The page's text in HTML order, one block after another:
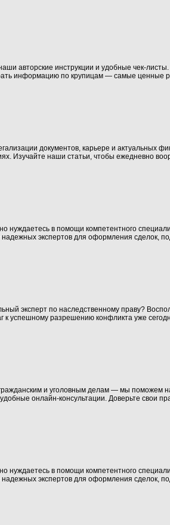
авторские инструкции и удобные чек-
информацию по крупицам — самые ценные
документов, карьере и
Изучайте наши статьи, чтобы ежедневно
нуждаетесь в помощи компетентного
экспертов для оформления сделок,
эксперт по наследственному праву?
успешному разрешению конфликта уже
и уголовным делам — мы поможем
онлайн-консультации. Доверьте свои
нуждаетесь в помощи компетентного
экспертов для оформления сделок,